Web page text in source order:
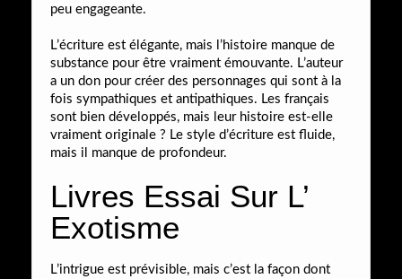
peu engageante.
L’écriture est élégante, mais l’histoire manque de
substance pour être vraiment émouvante. L’auteur
a un don pour créer des personnages qui sont à la
fois sympathiques et antipathiques. Les français
sont bien développés, mais leur histoire est-elle
vraiment originale ? Le style d’écriture est fluide,
mais il manque de profondeur.
Livres Essai Sur L’
Exotisme
L’intrigue est prévisible, mais c’est la façon dont